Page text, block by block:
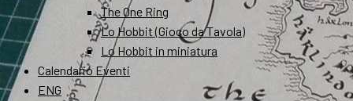
The One Ring
Lo Hobbit (Gioco da Tavola)
Lo Hobbit in miniatura
Calendario Eventi
ENG